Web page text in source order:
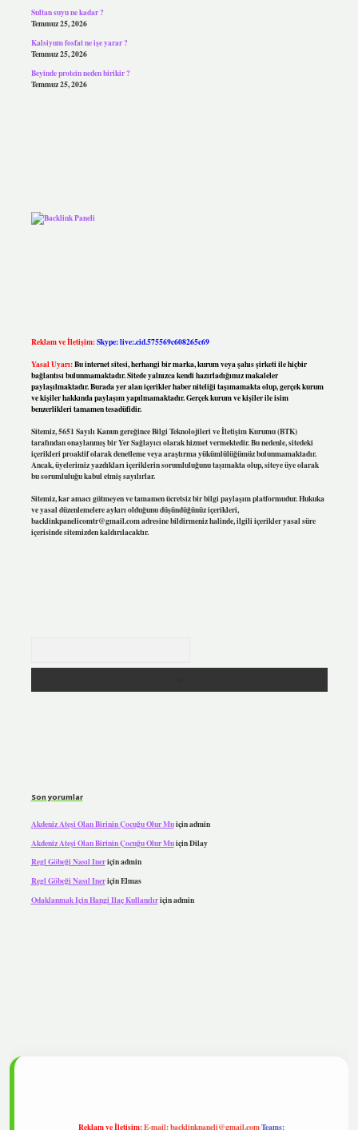
Sultan suyu ne kadar ?
Temmuz 25, 2026
Kalsiyum fosfat ne işe yarar ?
Temmuz 25, 2026
Beyinde protein neden birikir ?
Temmuz 25, 2026
Reklam ve İletişim:Skype: live:.cid.575569c608265c69
Yasal Uyarı:Bu internet sitesi, herhangi bir marka, kurum veya şahıs şirketi ile hiçbir
bağlantısı bulunmamaktadır. Sitede yalnızca kendi hazırladığımız makaleler
paylaşılmaktadır. Burada yer alan içerikler haber niteliği taşımamakta olup, gerçek kurum
ve kişiler hakkında paylaşım yapılmamaktadır. Gerçek kurum ve kişiler ile isim
benzerlikleri tamamen tesadüfidir.
Sitemiz, 5651 Sayılı Kanun gereğince Bilgi Teknolojileri ve İletişim Kurumu (BTK)
tarafından onaylanmış bir Yer Sağlayıcı olarak hizmet vermektedir. Bu nedenle, sitedeki
içerikleri proaktif olarak denetleme veya araştırma yükümlülüğümüz bulunmamaktadır.
Ancak, üyelerimiz yazdıkları içeriklerin sorumluluğunu taşımakta olup, siteye üye olarak
bu sorumluluğu kabul etmiş sayılırlar.
Sitemiz, kar amacı gütmeyen ve tamamen ücretsiz bir bilgi paylaşım platformudur. Hukuka
ve yasal düzenlemelere aykırı olduğunu düşündüğünüz içerikleri,
backlinkpanelicomtr@gmail.comadresine bildirmeniz halinde, ilgili içerikler yasal süre
içerisinde sitemizden kaldırılacaktır.
Son yorumlar
Akdeniz Ateşi Olan Birinin Çocuğu Olur Muiçinadmin
Akdeniz Ateşi Olan Birinin Çocuğu Olur MuiçinDilay
Regl Göbeği Nasıl Ineriçinadmin
Regl Göbeği Nasıl IneriçinElmas
Odaklanmak Için Hangi Ilaç Kullanılıriçinadmin
Reklam ve İletişim:E-mail:backlinkpaneli@gmail.comTeams: